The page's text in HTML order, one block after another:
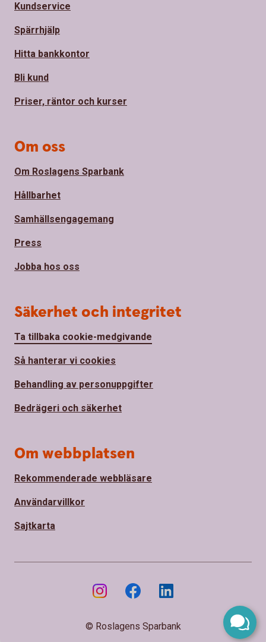
Kundservice
Spärrhjälp
Hitta bankkontor
Bli kund
Priser, räntor och kurser
Om oss
Om Roslagens Sparbank
Hållbarhet
Samhällsengagemang
Press
Jobba hos oss
Säkerhet och integritet
Ta tillbaka cookie-medgivande
Så hanterar vi cookies
Behandling av personuppgifter
Bedrägeri och säkerhet
Om webbplatsen
Rekommenderade webbläsare
Användarvillkor
Sajtkarta
© Roslagens Sparbank